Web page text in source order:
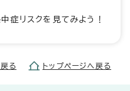
症リスクを見てみよう！
る トップページへ戻る